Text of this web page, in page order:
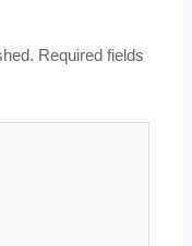
Required fields